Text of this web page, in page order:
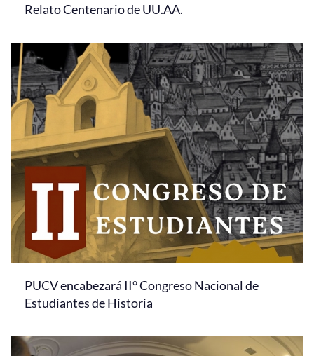
Relato Centenario de UU.AA.
PUCV encabezará II° Congreso Nacional de
Estudiantes de Historia